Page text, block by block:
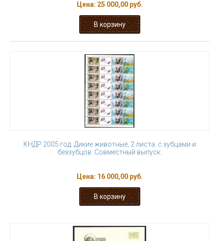
Цена: 25 000,00 руб.
КНДР 2005 год. Дикие животные, 2 листа. с зубцами и
беззубцов. Совместный выпуск.
Цена: 16 000,00 руб.